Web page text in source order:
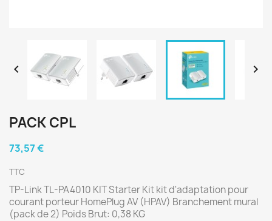
 
PACK CPL
73,57 €
TTC
TP-Link TL-PA4010 KIT Starter Kit kit d'adaptation pour
courant porteur HomePlug AV (HPAV) Branchement mural
(pack de 2) Poids Brut: 0,38 KG